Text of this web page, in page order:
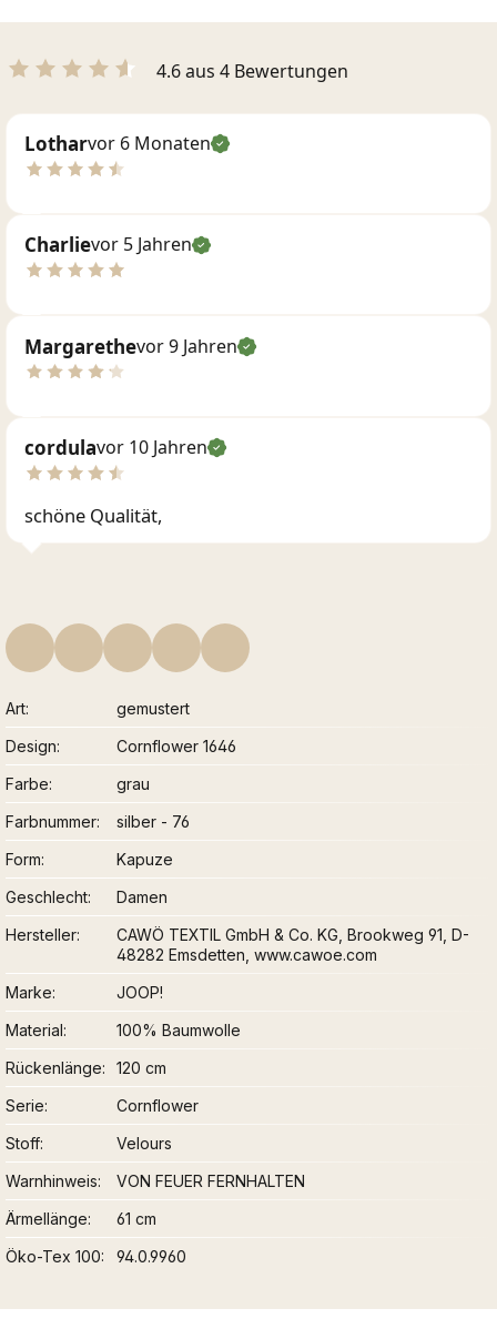
4.6 aus 4 Bewertungen
Lotharvor 6 Monaten
Charlievor 5 Jahren
Margarethevor 9 Jahren
cordulavor 10 Jahren
schöne Qualität,
Art
gemustert
Design
Cornflower 1646
Farbe
grau
Farbnummer
silber - 76
Form
Kapuze
Geschlecht
Damen
Hersteller
CAWÖ TEXTIL GmbH & Co. KG, Brookweg 91, D-
48282 Emsdetten, www.cawoe.com
Marke
JOOP!
Material
100% Baumwolle
Rückenlänge
120 cm
Serie
Cornflower
Stoff
Velours
Warnhinweis
VON FEUER FERNHALTEN
Ärmellänge
61 cm
Öko-Tex 100
94.0.9960